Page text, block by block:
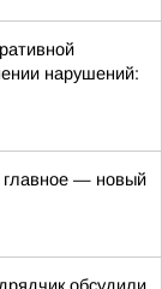
нарушений:
главное — новый